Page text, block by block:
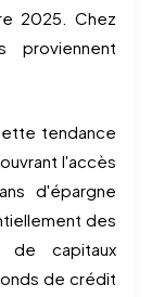
2025. Chez
tendance
l'accès
d'épargne
des
de capitaux
de crédit